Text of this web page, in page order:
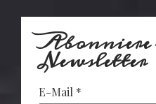
Abonniere
Newsletter
E-Mail *